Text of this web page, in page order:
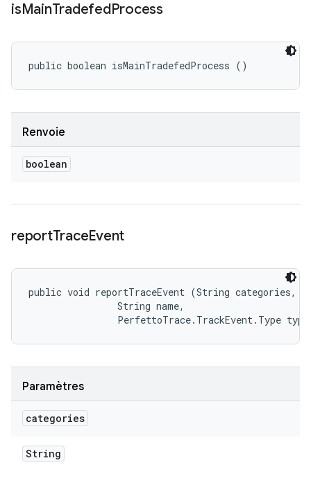
isMainTradefedProcess
public boolean isMainTradefedProcess ()
Renvoie
boolean
reportTraceEvent
public void reportTraceEvent (String categories,
                String name,
PerfettoTrace.TrackEvent.Type
Paramètres
categories
String